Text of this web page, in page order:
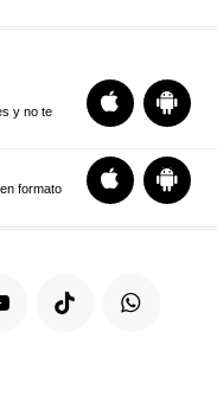
y no te
formato